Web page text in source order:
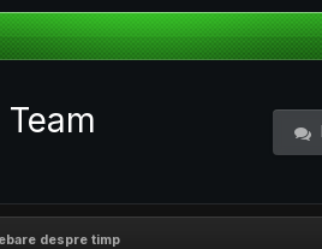
despre timp